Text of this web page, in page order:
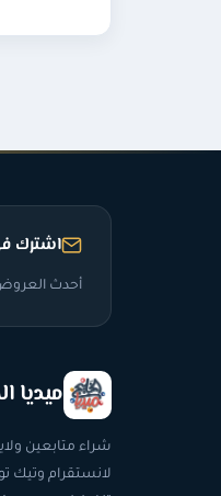
اشترك
أحدث
ميديا
شراء متابعين
لانستقرام وتيك